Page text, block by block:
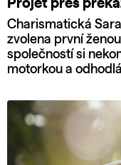
Projet přes
Charismatická
zvolena první
společností si
motorkou a